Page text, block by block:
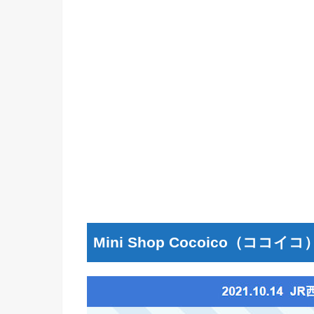
Mini Shop Cocoico（ココイコ